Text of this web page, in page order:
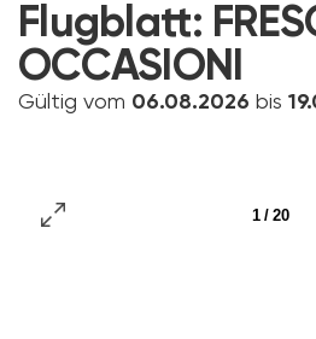
Flugblatt:
OCCASIONI
Gültig vom 06.08.2026 bis